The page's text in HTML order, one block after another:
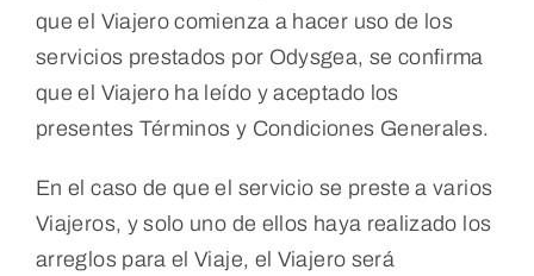
que el Viajero comienza a hacer uso de los
servicios prestados por Odysgea, se confirma
que el Viajero ha leído y aceptado los
presentes Términos y Condiciones Generales.
En el caso de que el servicio se preste a varios
Viajeros, y solo uno de ellos haya realizado los
arreglos para el Viaje, el Viajero será